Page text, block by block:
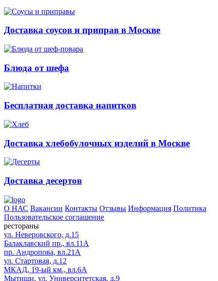
Доставка соусов и приправ в Москве
Блюда от шефа
Бесплатная доставка напитков
Доставка хлебобулочных изделий в Москве
Доставка десертов
О НАС Вакансии Контакты Отзывы Информация Политика
Пользовательское соглашение
рестораны
ул. Неверовского, д.15
Балаклавский пр., вл.11А
пр. Андропова, вл.21А
ул. Стартовая, д.12
МКАД, 19-ый км., вл.6А
Мытищи, ул. Университетская, д.9